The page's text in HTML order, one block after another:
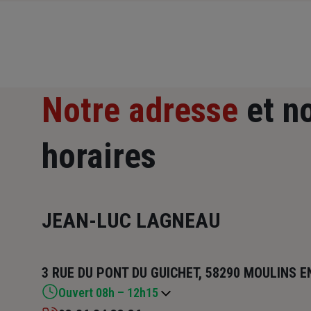
Notre adresse et
horaires
JEAN-LUC LAGNEAU
3 RUE DU PONT DU GUICHET, 58290 MOULINS
Ouvert 08h – 12h15